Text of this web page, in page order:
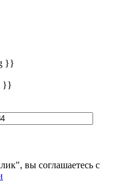
}}
}}
вы соглашаетесь с